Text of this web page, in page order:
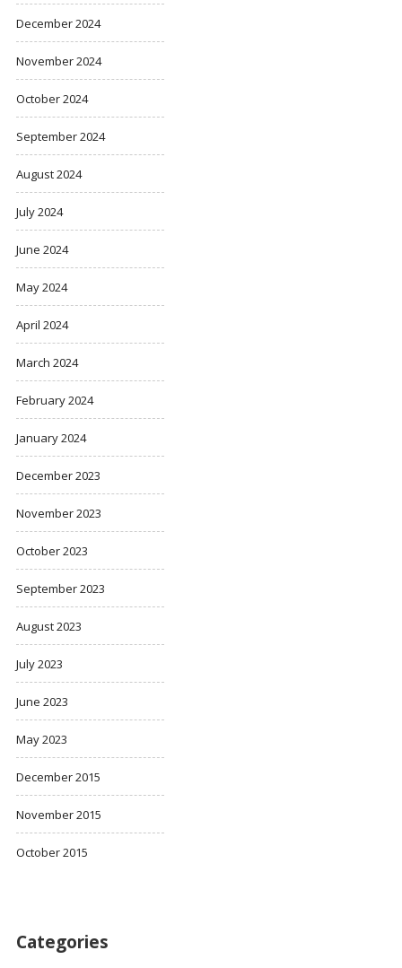
December 2024
November 2024
October 2024
September 2024
August 2024
July 2024
June 2024
May 2024
April 2024
March 2024
February 2024
January 2024
December 2023
November 2023
October 2023
September 2023
August 2023
July 2023
June 2023
May 2023
December 2015
November 2015
October 2015
Categories